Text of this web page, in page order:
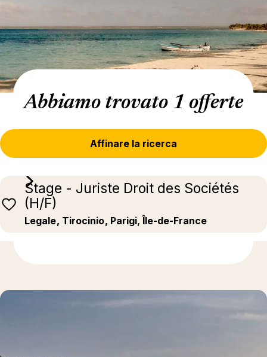
Abbiamo trovato 1 offerte
Affinare la ricerca
Stage - Juriste Droit des Sociétés
(H/F)
Legale, Tirocinio, Parigi, Île-de-France